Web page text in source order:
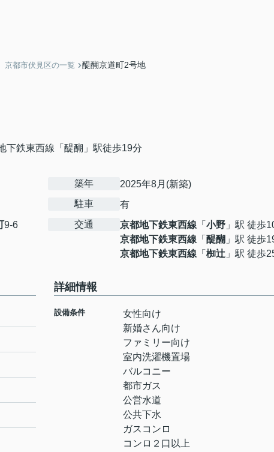
京都市伏見区の一覧 醍醐京道町2号地
下鉄東西線「醍醐」駅徒歩19分
9-6
築年
2025年8月(新築)
駐車
有
交通
京都地下鉄東西線 「 小野 」駅 徒歩
京都地下鉄東西線 「 醍醐 」駅 徒歩
京都地下鉄東西線 「 椥辻 」駅 徒歩
詳細情報
設備条件
女性向け
新婚さん向け
ファミリー向け
室内洗濯機置場
バルコニー
都市ガス
公営水道
公共下水
ガスコンロ
コンロ２口以上